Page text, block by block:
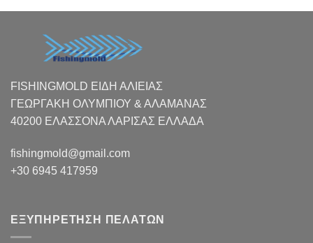
FISHINGMOLD ΕΙΔΗ ΑΛΙΕΙΑΣ
ΓΕΩΡΓΑΚΗ ΟΛΥΜΠΙΟΥ & ΑΛΑΜΑΝΑΣ
40200 ΕΛΑΣΣΟΝΑ ΛΑΡΙΣΑΣ EΛΛΑΔΑ
fishingmold@gmail.com
+30 6945 417959
ΕΞΥΠΗΡΕΤΗΣΗ ΠΕΛΑΤΩΝ